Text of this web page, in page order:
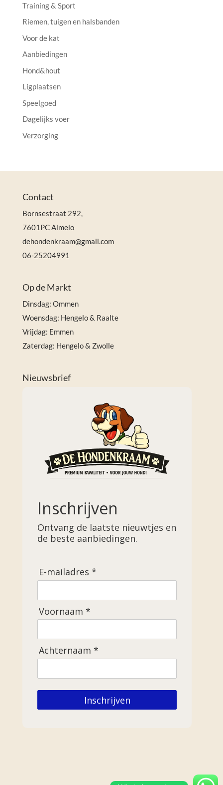
Training & Sport
Riemen, tuigen en halsbanden
Voor de kat
Aanbiedingen
Hond&hout
Ligplaatsen
Speelgoed
Dagelijks voer
Verzorging
Contact
Bornsestraat 292,
7601PC Almelo
dehondenkraam@gmail.com
06-25204991
Op de Markt
Dinsdag: Ommen
Woensdag: Hengelo & Raalte
Vrijdag: Emmen
Zaterdag: Hengelo & Zwolle
Nieuwsbrief
Inschrijven
Ontvang de laatste nieuwtjes en
de beste aanbiedingen.
E-mailadres *
Voornaam *
Achternaam *
Inschrijven